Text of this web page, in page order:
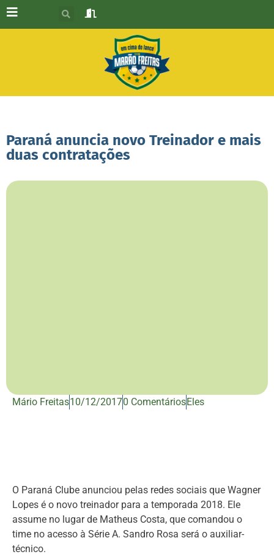
Paraná anuncia novo Treinador e mais
duas contratações
Mário Freitas10/12/20170 ComentáriosEles
O Paraná Clube anunciou pelas redes sociais que Wagner
Lopes é o novo treinador para a temporada 2018. Ele
assume no lugar de Matheus Costa, que comandou o
time no acesso à Série A. Sandro Rosa será o auxiliar-
técnico.